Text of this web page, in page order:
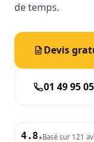
de temps.
Devis
01 49 95
4.8★Basé sur 121